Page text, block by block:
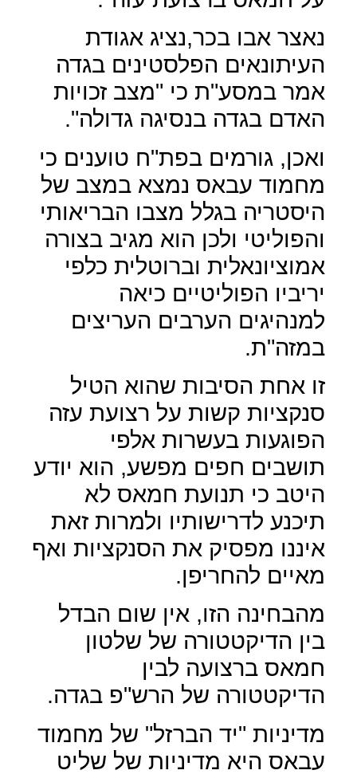
נאצר אבו בכר,נציג אגודת
העיתונאים הפלסטינים בגדה
אמר במסע"ת כי "מצב זכויות
האדם בגדה בנסיגה גדולה".
ואכן, גורמים בפת"ח טוענים כי
מחמוד עבאס נמצא במצב של
היסטריה בגלל מצבו הבריאותי
והפוליטי ולכן הוא מגיב בצורה
אמוציונאלית וברוטלית כלפי
יריביו הפוליטיים כיאה
למנהיגים הערבים העריצים
במזה"ת.
זו אחת הסיבות שהוא הטיל
סנקציות קשות על רצועת עזה
הפוגעות בעשרות אלפי
תושבים חפים מפשע, הוא יודע
היטב כי תנועת חמאס לא
תיכנע לדרישותיו ולמרות זאת
איננו מפסיק את הסנקציות ואף
מאיים להחריפן.
מהבחינה הזו, אין שום הבדל
בין הדיקטטורה של שלטון
חמאס ברצועה לבין
הדיקטטורה של הרש"פ בגדה.
מדיניות "יד הברזל" של מחמוד
עבאס היא מדיניות של שליט